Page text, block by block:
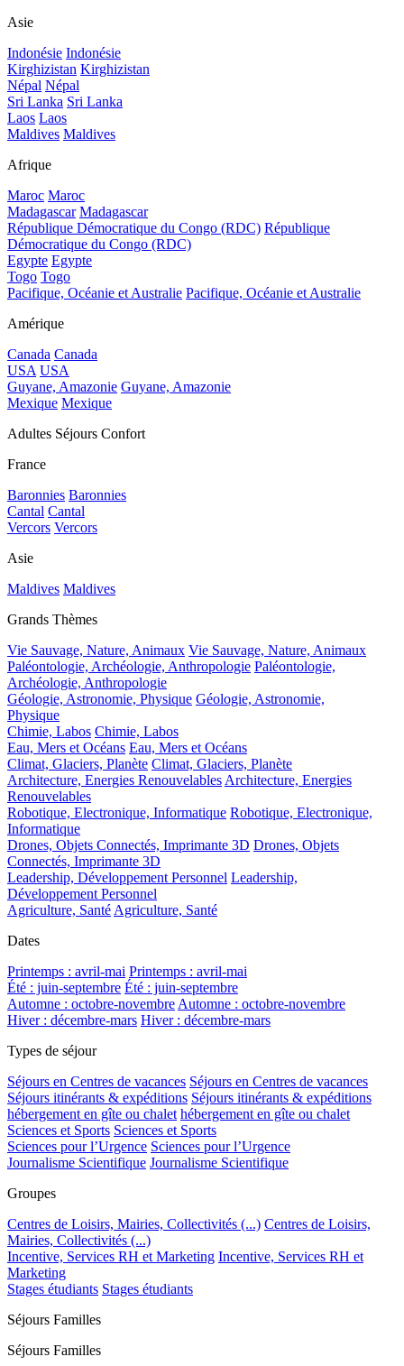
Asie
Indonésie Indonésie
Kirghizistan Kirghizistan
Népal Népal
Sri Lanka Sri Lanka
Laos Laos
Maldives Maldives
Afrique
Maroc Maroc
Madagascar Madagascar
République Démocratique du Congo (RDC) République
Démocratique du Congo (RDC)
Egypte Egypte
Togo Togo
Pacifique, Océanie et Australie Pacifique, Océanie et Australie
Amérique
Canada Canada
USA USA
Guyane, Amazonie Guyane, Amazonie
Mexique Mexique
Adultes Séjours Confort
France
Baronnies Baronnies
Cantal Cantal
Vercors Vercors
Asie
Maldives Maldives
Grands Thèmes
Vie Sauvage, Nature, Animaux Vie Sauvage, Nature, Animaux
Paléontologie, Archéologie, Anthropologie Paléontologie,
Archéologie, Anthropologie
Géologie, Astronomie, Physique Géologie, Astronomie,
Physique
Chimie, Labos Chimie, Labos
Eau, Mers et Océans Eau, Mers et Océans
Climat, Glaciers, Planète Climat, Glaciers, Planète
Architecture, Energies Renouvelables Architecture, Energies
Renouvelables
Robotique, Electronique, Informatique Robotique, Electronique,
Informatique
Drones, Objets Connectés, Imprimante 3D Drones, Objets
Connectés, Imprimante 3D
Leadership, Développement Personnel Leadership,
Développement Personnel
Agriculture, Santé Agriculture, Santé
Dates
Printemps : avril-mai Printemps : avril-mai
Été : juin-septembre Été : juin-septembre
Automne : octobre-novembre Automne : octobre-novembre
Hiver : décembre-mars Hiver : décembre-mars
Types de séjour
Séjours en Centres de vacances Séjours en Centres de vacances
Séjours itinérants & expéditions Séjours itinérants & expéditions
hébergement en gîte ou chalet hébergement en gîte ou chalet
Sciences et Sports Sciences et Sports
Sciences pour l’Urgence Sciences pour l’Urgence
Journalisme Scientifique Journalisme Scientifique
Groupes
Centres de Loisirs, Mairies, Collectivités (...) Centres de Loisirs,
Mairies, Collectivités (...)
Incentive, Services RH et Marketing Incentive, Services RH et
Marketing
Stages étudiants Stages étudiants
Séjours Familles
Séjours Familles